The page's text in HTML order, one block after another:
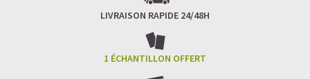
LIVRAISON RAPIDE 24/48H
1 ÉCHANTILLON OFFERT